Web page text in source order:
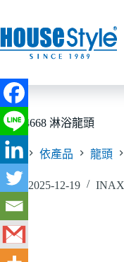
至
主
內
容
BFT-4668 淋浴龍頭
首頁 依產品 龍頭
2025-12-19